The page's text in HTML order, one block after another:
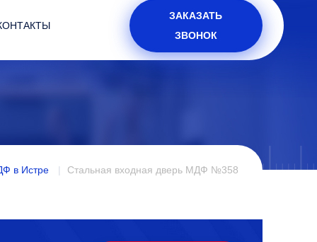
ЗАКАЗАТЬ
ЗВОНОК
в Истре Стальная входная дверь МДФ №358